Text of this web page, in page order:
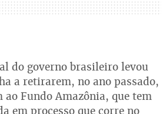
do governo brasileiro levou
a retirarem, no ano passado,
ao Fundo Amazônia, que tem
em processo que corre no